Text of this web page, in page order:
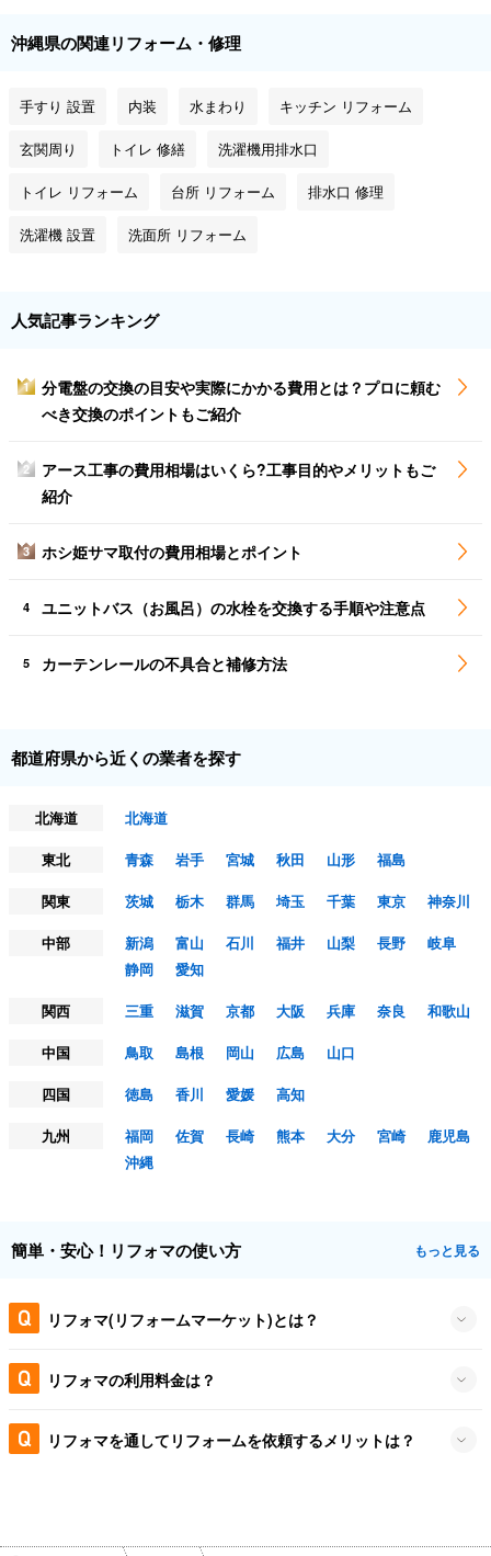
沖縄県の関連リフォーム・修理
手すり 設置 内装 水まわり キッチン リフォーム
玄関周り トイレ 修繕 洗濯機用排水口
トイレ リフォーム 台所 リフォーム 排水口 修理
洗濯機 設置 洗面所 リフォーム
人気記事ランキング
1
分電盤の交換の目安や実際にかかる費用とは？プロに頼む
べき交換のポイントもご紹介
2
アース工事の費用相場はいくら?工事目的やメリットもご
紹介
3 ホシ姫サマ取付の費用相場とポイント
4 ユニットバス（お風呂）の水栓を交換する手順や注意点
5 カーテンレールの不具合と補修方法
都道府県から近くの業者を探す
北海道
北海道
東北
青森 岩手 宮城 秋田 山形
福島
関東
茨城 栃木 群馬 埼玉 千葉 東京
神奈川
中部
新潟 富山 石川 福井 山梨 長野
岐阜
静岡
愛知
関西
三重 滋賀 京都 大阪 兵庫 奈良
和歌山
中国
鳥取 島根 岡山 広島
山口
四国
徳島 香川 愛媛
高知
九州
福岡 佐賀 長崎 熊本 大分 宮崎
鹿児島
沖縄
簡単・安心！リフォマの使い方 もっと見る
リフォマ(リフォームマーケット)とは？
リフォマの利用料金は？
リフォマを通してリフォームを依頼するメリットは？